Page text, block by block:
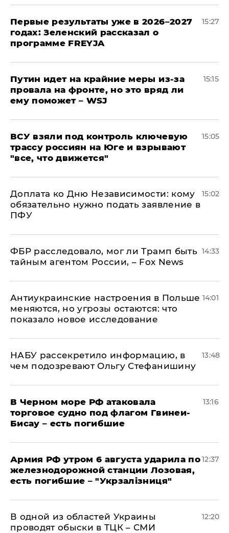
Первые результаты уже в 2026–2027
годах: Зеленский рассказал о
программе FREYJA
15:27
Путин идет на крайние меры из-за
провала на фронте, но это вряд ли
ему поможет – WSJ
15:15
ВСУ взяли под контроль ключевую
трассу россиян на Юге и взрывают
"все, что движется"
15:05
Доплата ко Дню Независимости: кому
обязательно нужно подать заявление в
ПФУ
15:02
ФБР расследовало, мог ли Трамп быть
тайным агентом России, – Fox News
14:33
Антиукраинские настроения в Польше
меняются, но угрозы остаются: что
показало новое исследование
14:01
НАБУ рассекретило информацию, в
чем подозревают Ольгу Стефанишину
13:48
В Черном море РФ атаковала
торговое судно под флагом Гвинеи-
Бисау – есть погибшие
13:16
Армия РФ утром 6 августа ударила по
железнодорожной станции Лозовая,
есть погибшие – "Укрзалізниця"
12:37
В одной из областей Украины
проводят обыски в ТЦК – СМИ
12:20